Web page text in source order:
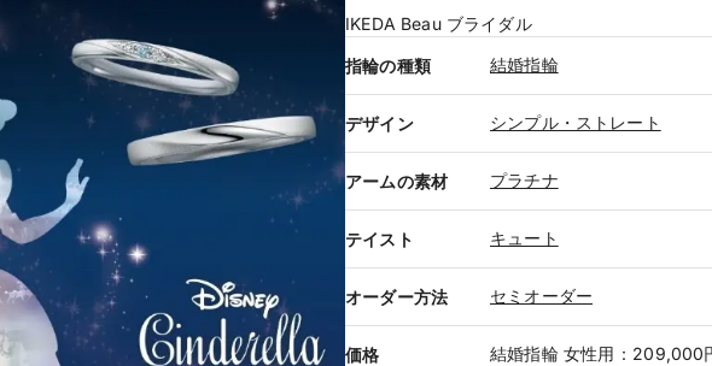
IKEDA Beau ブライダル
指輪の種類 結婚指輪
デザイン シンプル・ストレート
アームの素材 プラチナ
テイスト キュート
オーダー方法 セミオーダー
価格 結婚指輪 女性用 ： 209,000